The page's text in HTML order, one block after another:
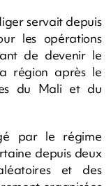
servait depuis
les opérations
de devenir le
région après le
du Mali et du
par le régime
depuis deux
et des